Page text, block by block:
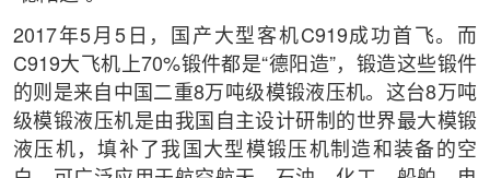
2017年5月5日，国产大型客机C919成功首飞。而
C919大飞机上70%锻件都是“德阳造”，锻造这些锻件
的则是来自中国二重8万吨级模锻液压机。这台8万吨
级模锻液压机是由我国自主设计研制的世界最大模锻
液压机，填补了我国大型模锻压机制造和装备的空